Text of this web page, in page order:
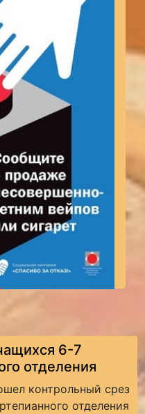
6-7
отделения
контрольный срез
отделения